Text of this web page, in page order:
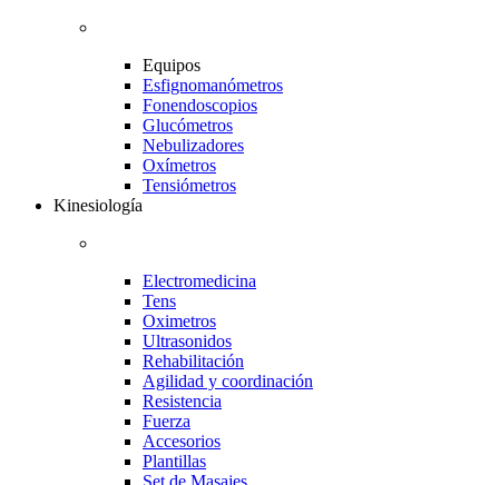
Equipos
Esfignomanómetros
Fonendoscopios
Glucómetros
Nebulizadores
Oxímetros
Tensiómetros
Kinesiología
Electromedicina
Tens
Oximetros
Ultrasonidos
Rehabilitación
Agilidad y coordinación
Resistencia
Fuerza
Accesorios
Plantillas
Set de Masajes